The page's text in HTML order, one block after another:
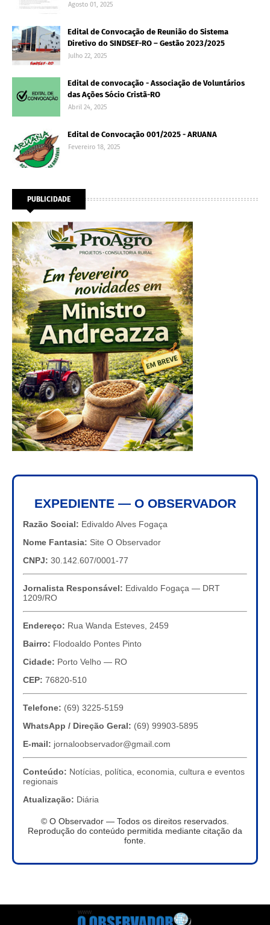
Agosto 01, 2025
Edital de Convocação de Reunião do Sistema
Diretivo do SINDSEF-RO – Gestão 2023/2025
Julho 22, 2025
Edital de convocação - Associação de Voluntários
das Ações Sócio Cristã-RO
Abril 24, 2025
Edital de Convocação 001/2025 - ARUANA
Fevereiro 18, 2025
PUBLICIDADE
EXPEDIENTE — O OBSERVADOR
Razão Social: Edivaldo Alves Fogaça
Nome Fantasia: Site O Observador
CNPJ: 30.142.607/0001-77
Jornalista Responsável: Edivaldo Fogaça — DRT
1209/RO
Endereço: Rua Wanda Esteves, 2459
Bairro: Flodoaldo Pontes Pinto
Cidade: Porto Velho — RO
CEP: 76820-510
Telefone: (69) 3225-5159
WhatsApp / Direção Geral: (69) 99903-5895
E-mail: jornaloobservador@gmail.com
Conteúdo: Notícias, política, economia, cultura e eventos
regionais
Atualização: Diária
© O Observador — Todos os direitos reservados.
Reprodução do conteúdo permitida mediante citação da
fonte.